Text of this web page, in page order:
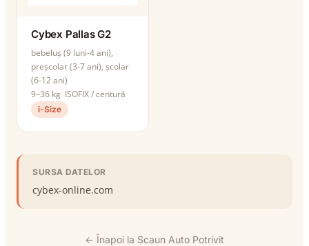
Cybex Pallas G2
bebeluș (9 luni-4 ani),
preșcolar (3-7 ani), școlar
(6-12 ani)
9–36 kg ISOFIX / centură
i-Size
SURSA DATELOR
cybex-online.com
← Înapoi la Scaun Auto Potrivit